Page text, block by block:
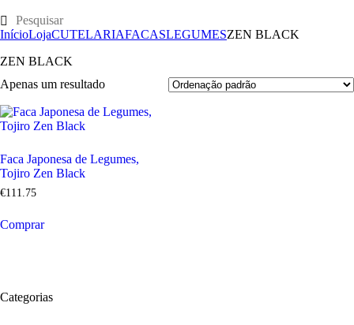
InícioLojaCUTELARIAFACASLEGUMESZEN BLACK
ZEN BLACK
Apenas um resultado
Faca Japonesa de Legumes,
Tojiro Zen Black
€111.75
Comprar
Categorias